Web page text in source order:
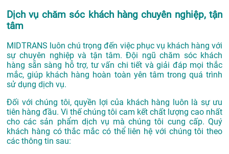
Dịch vụ chăm sóc khách hàng chuyên nghiệp, tận
tâm
MIDTRANS luôn chú trọng đến việc phục vụ khách hàng với
sự chuyên nghiệp và tận tâm. Đội ngũ chăm sóc khách
hàng sẵn sàng hỗ trợ, tư vấn chi tiết và giải đáp mọi thắc
mắc, giúp khách hàng hoàn toàn yên tâm trong quá trình
sử dụng dịch vụ.
Đối với chúng tôi, quyền lợi của khách hàng luôn là sự ưu
tiên hàng đầu. Vi thế chúng tôi cam kết chất lượng cao nhất
cho các sản phẩm dịch vụ mà chúng tôi cung cấp. Quý
khách hàng có thắc mắc có thể liên hệ với chúng tôi theo
các thông tin sau: